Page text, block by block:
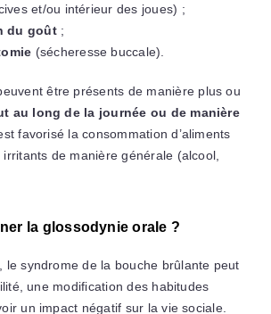
et/ou intérieur des joues) ;
du goût;
(sécheresse buccale).
être présents de manière plus ou
au long de la journée ou de manière
est favorisé la consommation d’aliments
de manière générale (alcool,
la glossodynie orale ?
le syndrome de la bouche brûlante peut
une modification des habitudes
un impact négatif sur la vie sociale.